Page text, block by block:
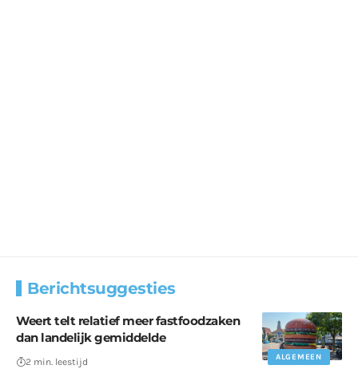
Berichtsuggesties
ALGEMEEN
Weert telt relatief meer fastfoodzaken
dan landelijk gemiddelde
2 min. leestijd